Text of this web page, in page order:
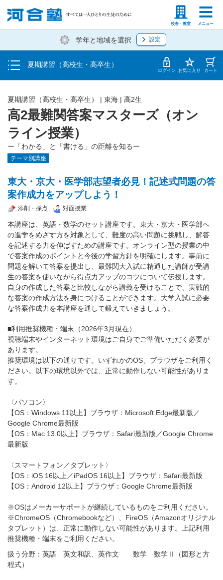
校舎・教室 メニュー
塾生の方 高等学校の先生
学年と地域を選択 設定
夏期講習（高校生・高卒生）
受講料・お申し込み方法
受講開始までの流れ
校舎・教室一覧 ログイン お気に入り カート
高2最難関答案マスターズ（オン
ライン授業）
ー「わかる」と「書ける」の距離を知るー
夏期講習（高校生・高卒生） | 東海 | 高2生
テーマ別講座
東大・京大・医学部志望者必見！記述式問題の答
案作成力をアップしよう！
添削・採点 対面授業
本講座は、英語・数学のセット講座です。東大・京大・医学部へ
の進学をめざす方を対象として、難度の高い問題に挑戦し、解答
を記述する力を伸ばすための講座です。オンライン型の授業の中
で答案作成のポイントと今後の学習方針を明確にします。事前に
問題を解いて答案を提出し、最難関大入試に精通した講師が受講
生の答案を使いながら得点力アップのコツについて伝授します。
自身の作成した答案と比較しながら講義を受けることで、実戦的
な答案の作成方法を身につけることができます。大学入試に必要
な答案作成力を本講座を通して鍛えていきましょう。
■利用推奨機種・端末（2026年3月現在）
視聴端末やインターネット環境はご自身でご準備いただく必要が
あります。
推奨環境は以下の通りです。いずれかのOS、ブラウザをご利用く
ださい。以下の環境以外では、正常に動作しない可能性がありま
す。
〈パソコン〉
【OS：Windows 11以上】ブラウザ：Microsoft Edge最新版／
Google Chrome最新版
【OS：Mac 13.0以上】ブラウザ：Safari最新版／Google Chrome
最新版
〈スマートフォン／タブレット〉
【OS：iOS 16以上／iPadOS 16以上】ブラウザ：Safari最新版
【OS：Android 12以上】ブラウザ：Google Chrome最新版
※OSはメーカーサポートが継続しているものをご利用ください。
※ChromeOS（Chromebookなど）、FireOS（Amazonオリジナル
タブレット）は、正常に動作しない可能性があります。上記利用
推奨機種・端末をご利用ください。
扱う分野：英語 英文和訳、英作文 数学 数学Ⅱ（図形と方
程式）